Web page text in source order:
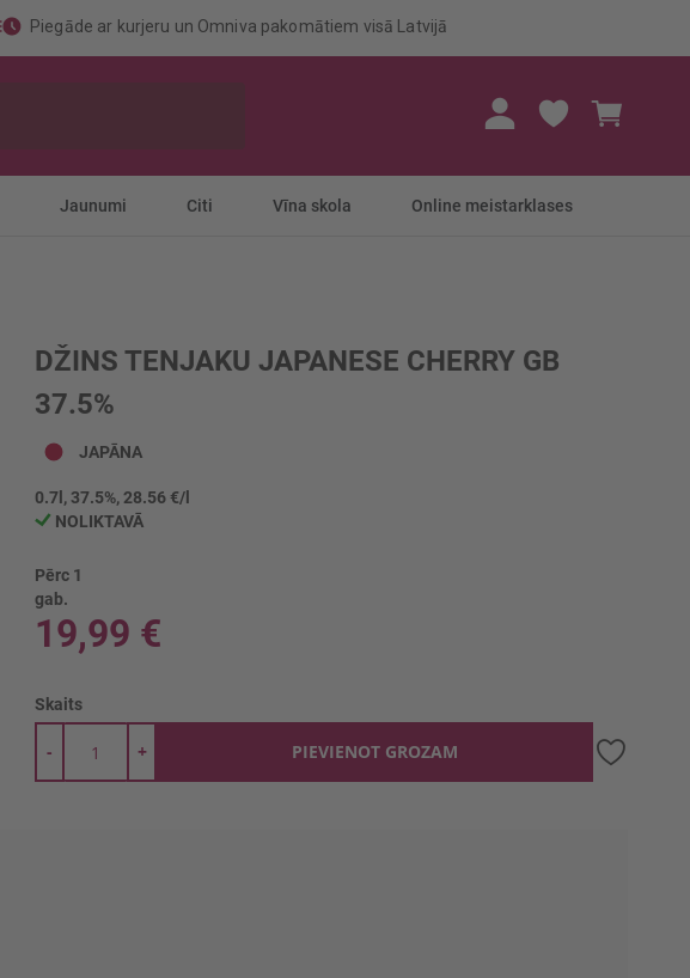
Piegāde ar kurjeru un Omniva pakomātiem visā Latvijā
Jaunumi Citi Vīna skola Online meistarklases
DŽINS TENJAKU JAPANESE CHERRY GB
37.5%
JAPĀNA
0.7l, 37.5%, 28.56 €/l
NOLIKTAVĀ
Pērc 1
gab.
19,99 €
Skaits
+
- PIEVIENOT GROZAM